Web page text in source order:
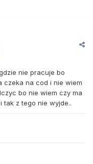
nie pracuje bo
czeka na cod i nie wiem
bo nie wiem czy ma
tak z tego nie wyjde..